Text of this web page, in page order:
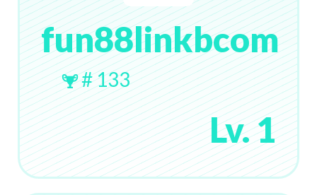
fun88linkbcom
# 133
Lv. 1